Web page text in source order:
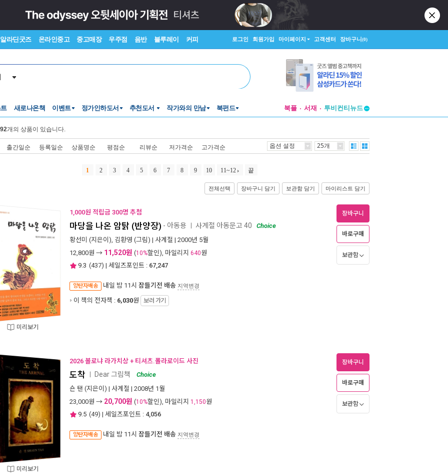
알라딘굿즈 온라인중고 중고매장 우주점 음반 블루레이 커피 로그인 회원가입 마이페이지 고객센터 장바구니(0)
새로나온책 이벤트 정가인하도서 추천도서 작가와의 만남 북펀드 북플 서재
투비컨티뉴드
창작플랫폼
개의 상품이 있습니다.
출간일순 등록일순 상품명순 평점순 리뷰순 저가격순 고가격순 옵션 설정 25개
1 2 3 4 5 6 7 8 9 10 11~12 끝
전체선택 장바구니 담기 보관함 담기 마이리스트 담기
미리보기
1,000원 적립금 300명 추첨
마당을 나온 암탉 (반양장) - 아동용 사계절 아동문고 40
Choice
황선미 (지은이), 김환영 (그림) | 사계절 | 2000년 5월
12,800원 → 11,520원 (10%할인), 마일리지 640원
9.3 (437) | 세일즈포인트 : 67,247
양탄자배송 내일 밤 11시 잠들기전 배송 지역변경
이 책의 전자책 : 6,030원 보러 가기
장바구니
바로구매
보관함
미리보기
2026 볼로냐 라가치상 + 티셔츠.폴라로이드 사진
도착 Dear 그림책
Choice
숀 탠 (지은이) | 사계절 | 2008년 1월
23,000원 → 20,700원 (10%할인), 마일리지 1,150원
9.5 (49) | 세일즈포인트 : 4,056
양탄자배송 내일 밤 11시 잠들기전 배송 지역변경
장바구니
바로구매
보관함